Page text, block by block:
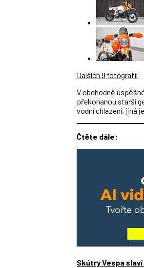
Dalších 9 fotografií
V obchodně
překonanou starší
vodní chlazení, jiná
Čtěte dále:
Skútry Vespa